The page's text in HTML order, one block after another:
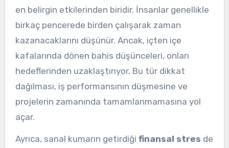
en belirgin etkilerinden biridir. İnsanlar genellikle
birkaç pencerede birden çalışarak zaman
kazanacaklarını düşünür. Ancak, içten içe
kafalarında dönen bahis düşünceleri, onları
hedeflerinden uzaklaştırıyor. Bu tür dikkat
dağılması, iş performansının düşmesine ve
projelerin zamanında tamamlanmamasına yol
açar.
Ayrıca, sanal kumarın getirdiği finansal stres de